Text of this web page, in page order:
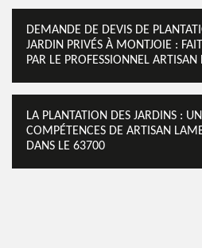
DEMANDE DE DEVIS DE
JARDIN PRIVÉS À MONTJOIE :
PAR LE PROFESSIONNEL
LA PLANTATION DES JARDINS :
COMPÉTENCES DE ARTISAN
DANS LE 63700